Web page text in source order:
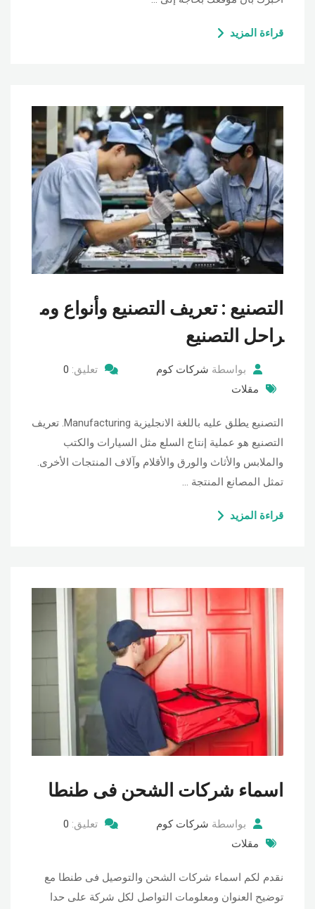
قراءة المزيد
التصنيع : تعريف التصنيع وأنواع وم
راحل التصنيع
بواسطة شركات كوم تعليق: 0
مقلات
التصنيع يطلق عليه باللغة الانجليزية Manufacturing. تعريف
التصنيع هو عملية إنتاج السلع مثل السيارات والكتب
والملابس والأثاث والورق والأقلام وآلاف المنتجات الأخرى.
تمثل المصانع المنتجة …
قراءة المزيد
اسماء شركات الشحن فى طنطا
بواسطة شركات كوم تعليق: 0
مقلات
نقدم لكم اسماء شركات الشحن والتوصيل فى طنطا مع
توضيح العنوان ومعلومات التواصل لكل شركة على حدا